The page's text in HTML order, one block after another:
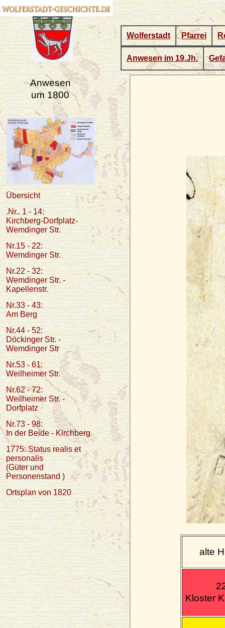
alte
Kloster
Wolferstadt Pfarrei
Anwesen im 19.Jh.
Anwesen
um 1800
Übersicht
.Nr.. 1 - 14:
Kirchberg-Dorfplatz-
Wemdinger Str.
Nr.15 - 22:
Wemdinger Str.
Nr.22 - 32:
Wemdinger Str. -
Kapellenstr.
Nr.33 - 43:
Am Berg
Nr.44 - 52:
Döckinger Str. -
Wemdinger Str
Nr.53 - 61:
Weilheimer Str.
Nr.62 - 72:
Weilheimer Str. -
Dorfplatz
Nr.73 - 98:
In der Beide - Kirchberg
1775: Status realis et
personalis
(Güter und
Personenstand )
Ortsplan von 1820